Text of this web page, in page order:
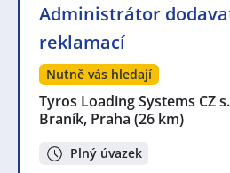
Administrátor
reklamací
Nutně vás hledají
Tyros Loading Systems CZ
Braník, Praha (26 km)
Plný úvazek